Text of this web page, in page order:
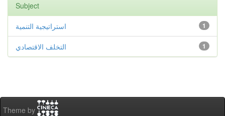
Subject
1 استراتيجية التنمية
1 التخلف الاقتصادي
Theme by